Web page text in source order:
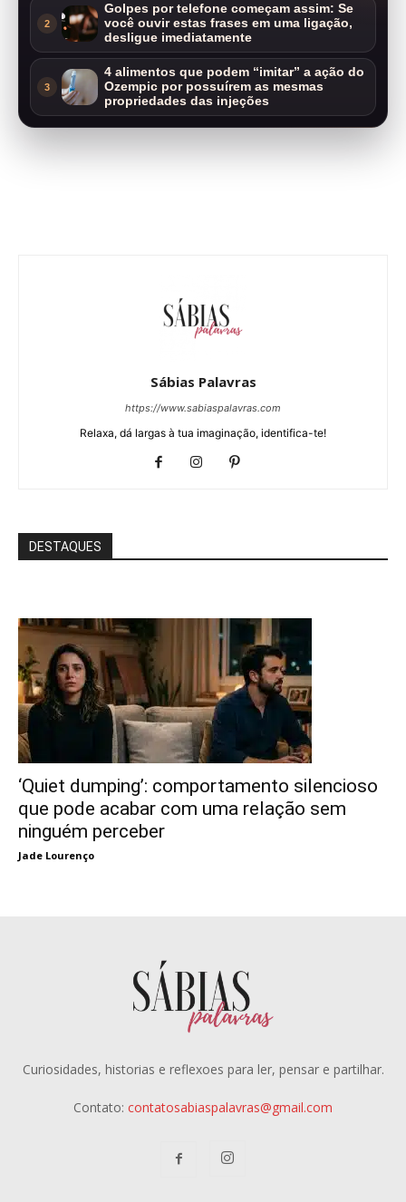
2
Golpes por telefone começam assim: Se
você ouvir estas frases em uma ligação,
desligue imediatamente
3
4 alimentos que podem “imitar” a ação do
Ozempic por possuírem as mesmas
propriedades das injeções
Sábias Palavras
https://www.sabiaspalavras.com
Relaxa, dá largas à tua imaginação, identifica-te!
DESTAQUES
‘Quiet dumping’: comportamento silencioso
que pode acabar com uma relação sem
ninguém perceber
Jade Lourenço
Curiosidades, historias e reflexoes para ler, pensar e partilhar.
Contato: contatosabiaspalavras@gmail.com